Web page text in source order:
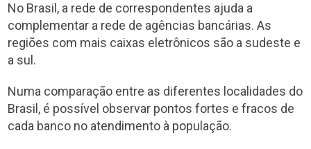
No Brasil, a rede de correspondentes ajuda a
complementar a rede de agências bancárias. As
regiões com mais caixas eletrônicos são a sudeste e
a sul.
Numa comparação entre as diferentes localidades do
Brasil, é possível observar pontos fortes e fracos de
cada banco no atendimento à população.